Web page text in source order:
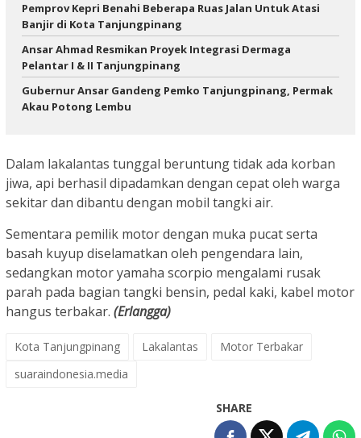
Pemprov Kepri Benahi Beberapa Ruas Jalan Untuk Atasi
Banjir di Kota Tanjungpinang
Ansar Ahmad Resmikan Proyek Integrasi Dermaga
Pelantar I & II Tanjungpinang
Gubernur Ansar Gandeng Pemko Tanjungpinang, Permak
Akau Potong Lembu
Dalam lakalantas tunggal beruntung tidak ada korban
jiwa, api berhasil dipadamkan dengan cepat oleh warga
sekitar dan dibantu dengan mobil tangki air.
Sementara pemilik motor dengan muka pucat serta
basah kuyup diselamatkan oleh pengendara lain,
sedangkan motor yamaha scorpio mengalami rusak
parah pada bagian tangki bensin, pedal kaki, kabel motor
hangus terbakar. (Erlangga)
Kota Tanjungpinang Lakalantas
Motor Terbakar
suaraindonesia.media
SHARE